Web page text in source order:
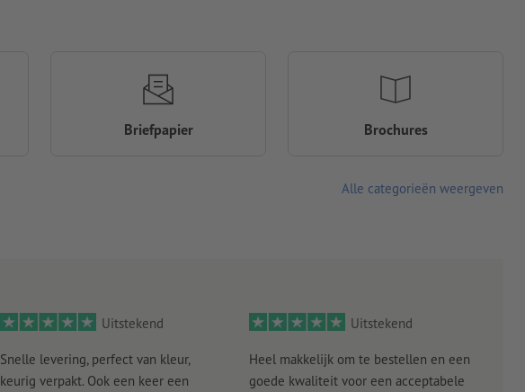
Uitstekend
Snelle levering, perfect van kleur,
keurig verpakt. Ook een keer een
Uitstekend
Heel makkelijk om te bestellen en een
goede kwaliteit voor een acceptabele
Briefpapier Brochures
Alle categorieën weergeven